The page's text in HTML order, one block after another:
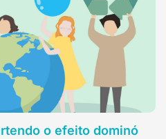
o efeito dominó